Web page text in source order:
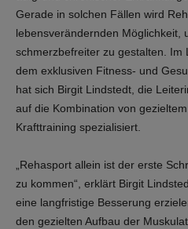
Gerade in solchen Fällen wird
lebensverändernden Möglichkeit,
schmerzbefreiter zu gestalten. Im
dem exklusiven Fitness- und
hat sich Birgit Lindstedt, die
auf die Kombination von
Krafttraining spezialisiert.
„Rehasport allein ist der erste
zu kommen“, erklärt Birgit
eine langfristige Besserung
den gezielten Aufbau der